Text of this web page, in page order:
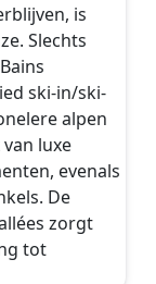
is
Slechts
ski-in/ski-
alpen
luxe
evenals
De
zorgt
tot